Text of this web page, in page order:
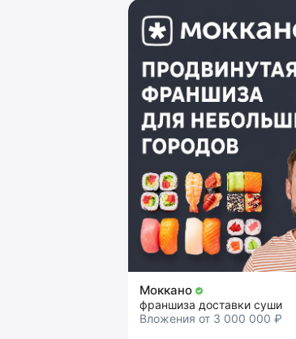
Моккано
франшиза доставки суши
Вложения от 3 000 000 ₽